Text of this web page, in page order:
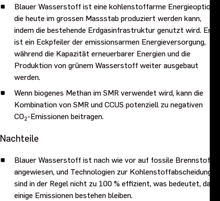
Blauer Wasserstoff ist eine kohlenstoffarme Energieoption,
die heute im grossen Massstab produziert werden kann,
indem die bestehende Erdgasinfrastruktur genutzt wird. Er
ist ein Eckpfeiler der emissionsarmen Energieversorgung,
während die Kapazität erneuerbarer Energien und die
Produktion von grünem Wasserstoff weiter ausgebaut
werden.
Wenn biogenes Methan im SMR verwendet wird, kann die
Kombination von SMR und CCUS potenziell zu negativen
CO2-Emissionen beitragen.
Nachteile
Blauer Wasserstoff ist nach wie vor auf fossile Brennstoffe
angewiesen, und Technologien zur Kohlenstoffabscheidung
sind in der Regel nicht zu 100 % effizient, was bedeutet, dass
einige Emissionen bestehen bleiben.